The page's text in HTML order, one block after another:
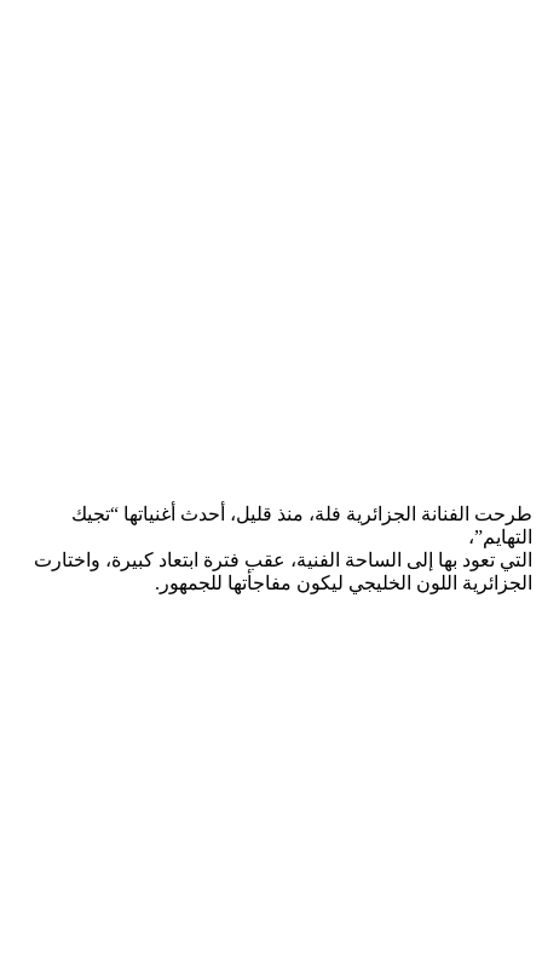
طرحت الفنانة الجزائرية فلة، منذ قليل، أحدث أغنياتها “تجيك
التهايم”،
التي تعود بها إلى الساحة الفنية، عقب فترة ابتعاد كبيرة، واختارت
الجزائرية اللون الخليجي ليكون مفاجأتها للجمهور.